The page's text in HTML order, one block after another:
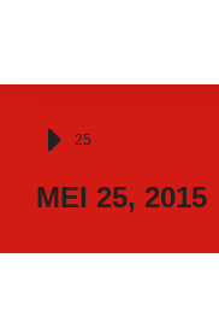
Je bent hier:
25
MEI 25, 2015